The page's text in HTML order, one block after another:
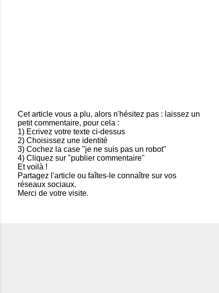
E
n
r
e
g
i
s
t
r
Cet article vous a plu, alors n'hésitez pas : laissez un
petit commentaire, pour cela :
1) Ecrivez votre texte ci-dessus
2) Choisissez une identité
3) Cochez la case "je ne suis pas un robot"
4) Cliquez sur "publier commentaire"
Et voilà !
Partagez l'article ou faîtes-le connaître sur vos
réseaux sociaux.
Merci de votre visite.